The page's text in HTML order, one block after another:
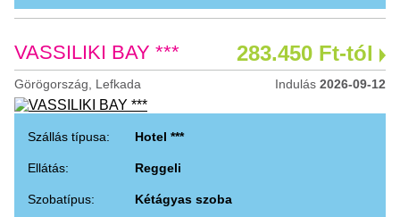
VASSILIKI BAY *** 283.450 Ft-tól
Görögország, Lefkada Indulás 2026-09-12
Szállás típusa: Hotel ***
Ellátás: Reggeli
Szobatípus:
Kétágyas szoba